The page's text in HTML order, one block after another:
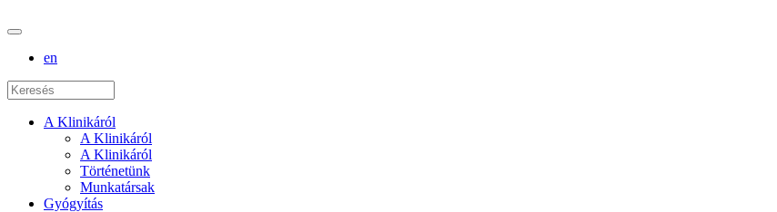
en
A Klinikáról
A Klinikáról
A Klinikáról
Történetünk
Munkatársak
Gyógyítás